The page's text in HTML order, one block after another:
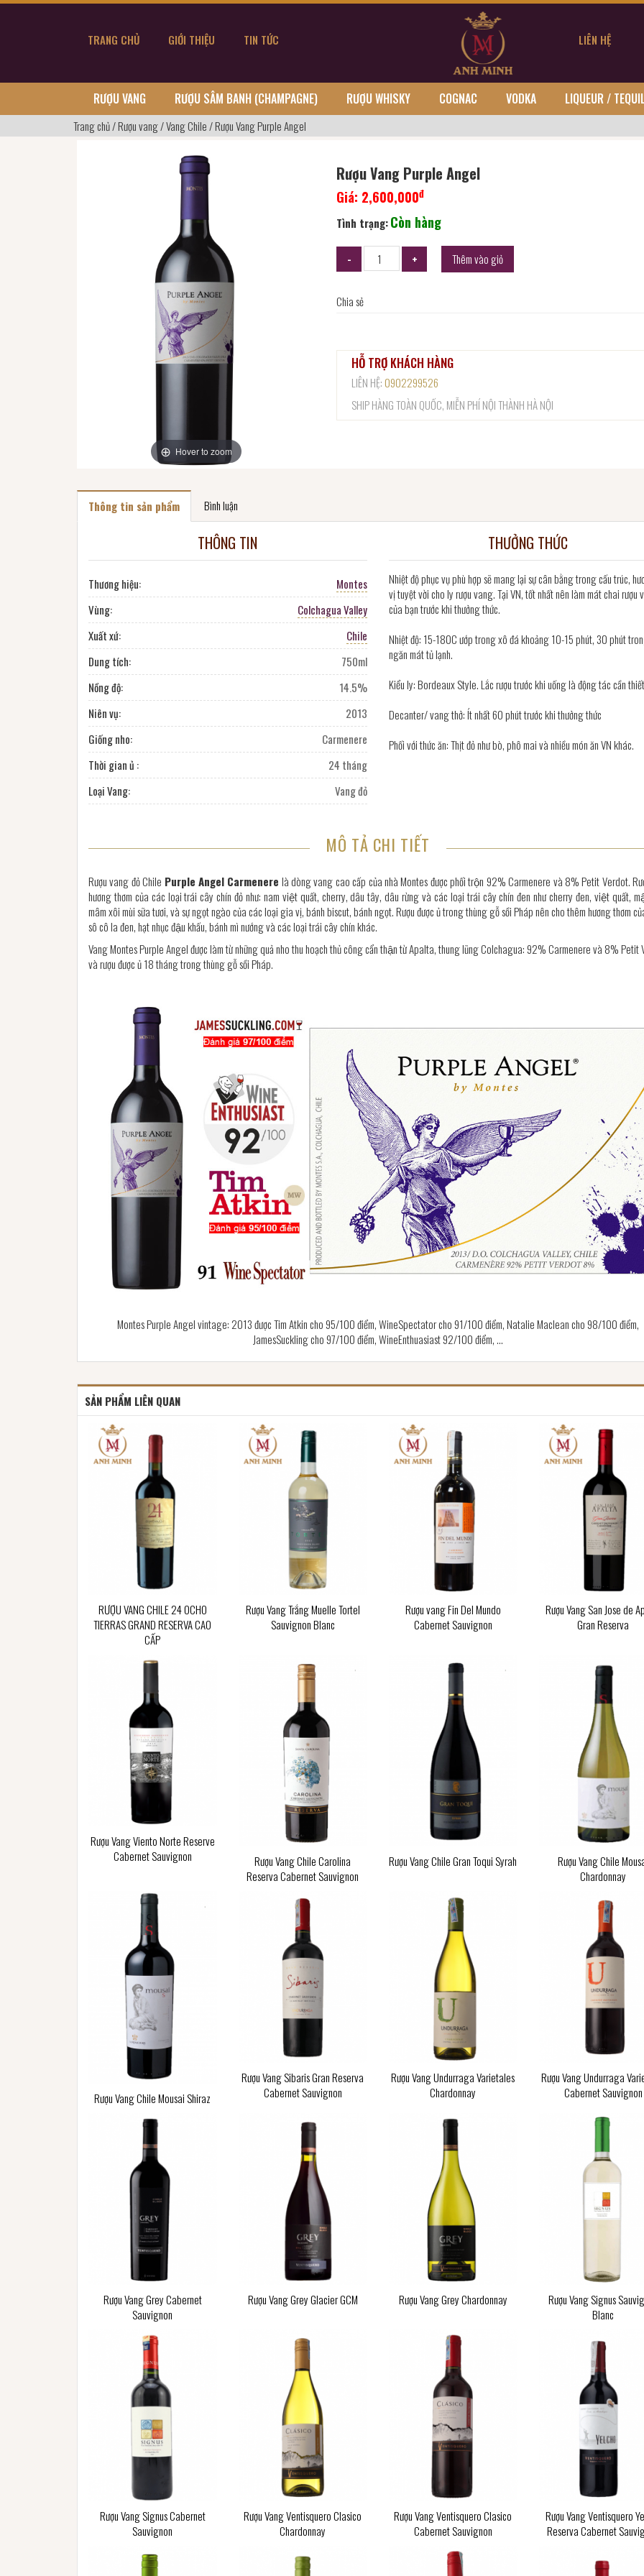
TRANG CHỦ GIỚI THIỆU TIN TỨC LIÊN HỆ
RƯỢU VANG RƯỢU SÂM BANH (CHAMPAGNE) RƯỢU WHISKY COGNAC VODKA LIQUEUR /
Trang chủ/Rượu vang/Vang Chile/Rượu Vang Purple Angel
Hover to zoom
Rượu Vang Purple Angel
Giá: 2,600,000đ
Tình trạng:Còn hàng
Thêm vào giỏ
Chia sẻ
HỖ TRỢ KHÁCH HÀNG
LIÊN HỆ:0902299526
SHIP HÀNG TOÀN QUỐC, MIỄN PHÍ NỘI THÀNH HÀ NỘI
Thông tin sản phẩm Bình luận
THÔNG TIN
Thương hiệu:
Montes
Vùng:
Colchagua Valley
Xuất xứ:
Chile
Dung tích:
750ml
Nồng độ:
14.5%
Niên vụ:
2013
Giống nho:
Carmenere
Thời gian ủ :
24 tháng
Loại Vang:
Vang đỏ
THƯỞNG THỨC
Nhiệt độ phục vụ phù hợp sẽ mang lại sự cân bằng trong cấu trúc,
vị tuyệt vời cho ly rượu vang. Tại VN, tốt nhất nên làm mát chai rượu
của bạn trước khi thưởng thức.
Nhiệt độ: 15-180C ướp trong xô đá khoảng 10-15 phút, 30 phút
ngăn mát tủ lạnh.
Kiểu ly: Bordeaux Style. Lắc rượu trước khi uống là động tác cần
Decanter/ vang thở: Ít nhất 60 phút trước khi thưởng thức
Phối với thức ăn: Thịt đỏ như bò, phô mai và nhiều món ăn VN khác.
MÔ TẢ CHI TIẾT
Rượu vang đỏ Chile Purple Angel Carmenere là dòng vang cao cấp của nhà Montes được phối trộn 92% Carmenere và 8% Petit Verdot.
hương thơm của các loại trái cây chín đỏ như: nam việt quất, cherry, dâu tây, dâu rừng và các loại trái cây chín đen như cherry đen, việt quất,
mâm xôi mùi sữa tươi, và sự ngọt ngào của các loại gia vị, bánh biscut, bánh ngọt. Rượu được ủ trong thùng gỗ sồi Pháp nên cho thêm hương thơm
sô cô la đen, hạt nhục đậu khấu, bánh mì nướng và các loại trái cây chín khác.
Vang Montes Purple Angel được làm từ những quả nho thu hoạch thủ công cẩn thận từ Apalta, thung lũng Colchagua: 92% Carmenere và 8% Petit
và rượu được ủ 18 tháng trong thùng gỗ sồi Pháp.
Montes Purple Angel vintage: 2013 được Tim Atkin cho 95/100 điểm, WineSpectator cho 91/100 điểm, Natalie Maclean cho 98/100 điểm,
JamesSuckling cho 97/100 điểm, WineEnthuasiast 92/100 điểm, ...
SẢN PHẨM LIÊN QUAN
RƯỢU VANG CHILE 24 OCHO
TIERRAS GRAND RESERVA CAO
CẤP
Rượu Vang Trắng Muelle Tortel
Sauvignon Blanc
Rượu vang Fin Del Mundo
Cabernet Sauvignon
Rượu Vang San Jose de
Gran Reserva
Rượu Vang Viento Norte Reserve
Cabernet Sauvignon
Rượu Vang Chile Carolina
Reserva Cabernet Sauvignon
Rượu Vang Chile Gran Toqui Syrah
Rượu Vang Chile
Chardonnay
Rượu Vang Chile Mousai Shiraz
Rượu Vang Sibaris Gran Reserva
Cabernet Sauvignon
Rượu Vang Undurraga Varietales
Chardonnay
Rượu Vang Undurraga
Cabernet Sauvignon
Rượu Vang Grey Cabernet
Sauvignon
Rượu Vang Grey Glacier GCM Rượu Vang Grey Chardonnay
Rượu Vang Signus
Blanc
Rượu Vang Signus Cabernet
Sauvignon
Rượu Vang Ventisquero Clasico
Chardonnay
Rượu Vang Ventisquero Clasico
Cabernet Sauvignon
Rượu Vang Ventisquero
Reserva Cabernet